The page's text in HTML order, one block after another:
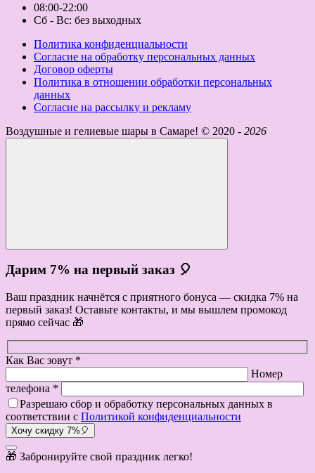
08:00-22:00
Сб - Вс: без выходных
Политика конфиденциальности
Согласие на обработку персональных данных
Договор оферты
Политика в отношении обработки персональных
данных
Согласие на рассылку и рекламу
Воздушные и гелиевые шары в Самаре! © 2020 - 2026
Дарим 7% на первый заказ 🎈
Ваш праздник начнётся с приятного бонуса — скидка 7% на
первый заказ! Оставьте контакты, и мы вышлем промокод
прямо сейчас 🎁
Как Вас зовут *
Номер
телефона *
Разрешаю сбор и обработку персональных данных в
соответствии с Политикой конфиденциальности
Хочу скидку 7%🎈
🎁 Забронируйте свой праздник легко!